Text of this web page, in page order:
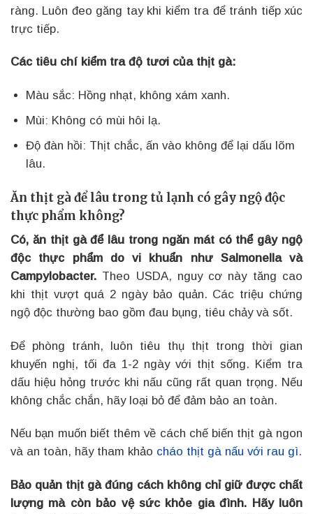
ràng. Luôn đeo găng tay khi kiểm tra để tránh tiếp xúc
trực tiếp.
Các tiêu chí kiểm tra độ tươi của thịt gà:
Màu sắc: Hồng nhạt, không xám xanh.
Mùi: Không có mùi hôi lạ.
Độ đàn hồi: Thịt chắc, ấn vào không để lại dấu lõm
lâu.
Ăn thịt gà để lâu trong tủ lạnh có gây ngộ độc
thực phẩm không?
Có, ăn thịt gà để lâu trong ngăn mát có thể gây ngộ
độc thực phẩm do vi khuẩn như Salmonella và
Campylobacter. Theo USDA, nguy cơ này tăng cao
khi thịt vượt quá 2 ngày bảo quản. Các triệu chứng
ngộ độc thường bao gồm đau bụng, tiêu chảy và sốt.
Để phòng tránh, luôn tiêu thụ thịt trong thời gian
khuyến nghị, tối đa 1-2 ngày với thịt sống. Kiểm tra
dấu hiệu hỏng trước khi nấu cũng rất quan trọng. Nếu
không chắc chắn, hãy loại bỏ để đảm bảo an toàn.
Nếu bạn muốn biết thêm về cách chế biến thịt gà ngon
và an toàn, hãy tham khảo cháo thịt gà nấu với rau gì.
Bảo quản thịt gà đúng cách không chỉ giữ được chất
lượng mà còn bảo vệ sức khỏe gia đình. Hãy luôn